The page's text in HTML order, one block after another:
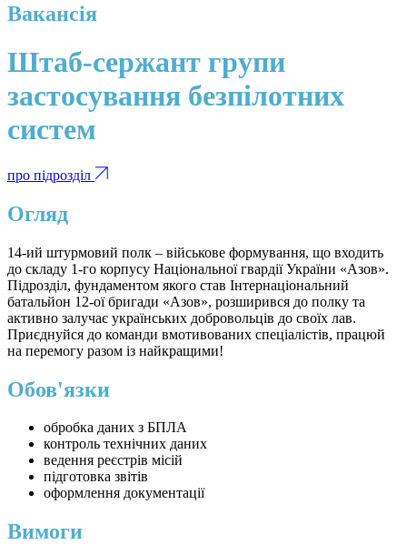
Вакансія
Штаб-сержант групи
застосування безпілотних
систем
про підрозділ
Огляд
14-ий штурмовий полк – військове формування, що входить
до складу 1-го корпусу Національної гвардії України «Азов».
Підрозділ, фундаментом якого став Інтернаціональний
батальйон 12-ої бригади «Азов», розширився до полку та
активно залучає українських добровольців до своїх лав.
Приєднуйся до команди вмотивованих спеціалістів, працюй
на перемогу разом із найкращими!
Обов'язки
обробка даних з БПЛА
контроль технічних даних
ведення реєстрів місій
підготовка звітів
оформлення документації
Вимоги